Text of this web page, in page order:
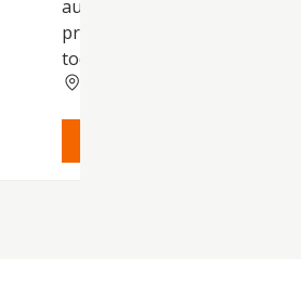
audiovisuales. CNAE de la
principal: 5630. Quedan
todas aquellas ac